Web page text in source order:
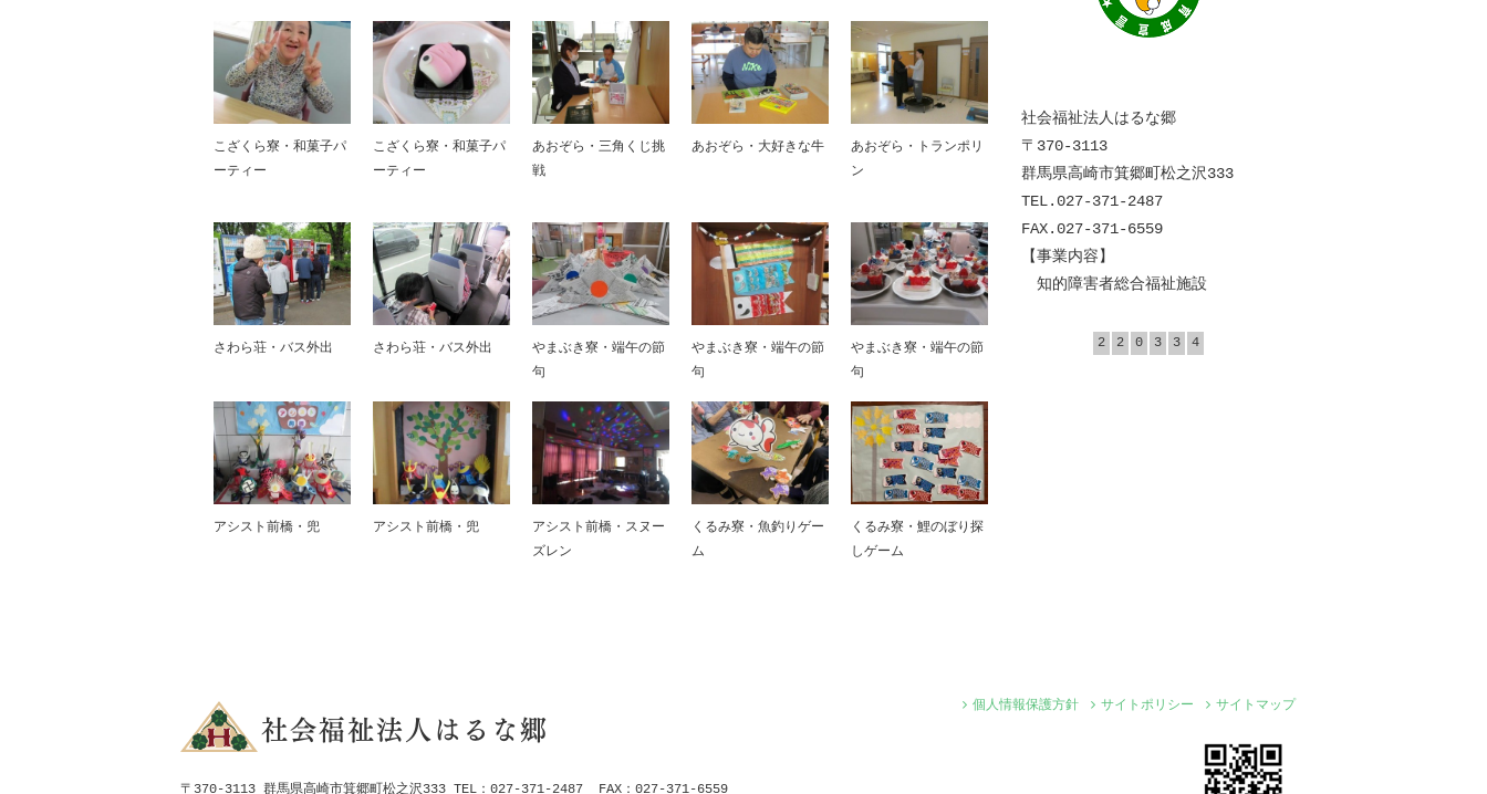
こざくら寮・和菓子パ
ーティー
こざくら寮・和菓子パ
ーティー
あおぞら・三角くじ挑
戦
あおぞら・大好きな牛
あおぞら・トランポリ
ン
さわら荘・バス外出 さわら荘・バス外出
やまぶき寮・端午の節
句
やまぶき寮・端午の節
句
やまぶき寮・端午の節
句
アシスト前橋・兜 アシスト前橋・兜
アシスト前橋・スヌー
ズレン
くるみ寮・魚釣りゲー
ム
くるみ寮・鯉のぼり探
しゲーム
社会福祉法人はるな郷
〒370-3113
群馬県高崎市箕郷町松之沢333
TEL.027-371-2487
FAX.027-371-6559
【事業内容】
知的障害者総合福祉施設
2 2 0 3 3 4
社会福祉法人はるな郷
〒370-3113 群馬県高崎市箕郷町松之沢333 TEL：027-371-2487 FAX：027-371-6559
個人情報保護方針 サイトポリシー サイトマップ